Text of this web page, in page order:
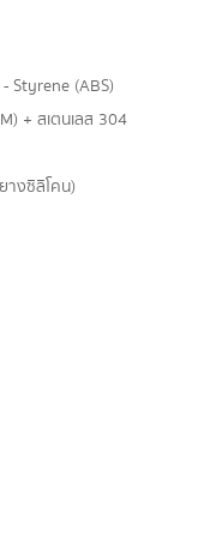
Styrene (ABS)
+ สเตนเลส 304
งซิลิโคน)